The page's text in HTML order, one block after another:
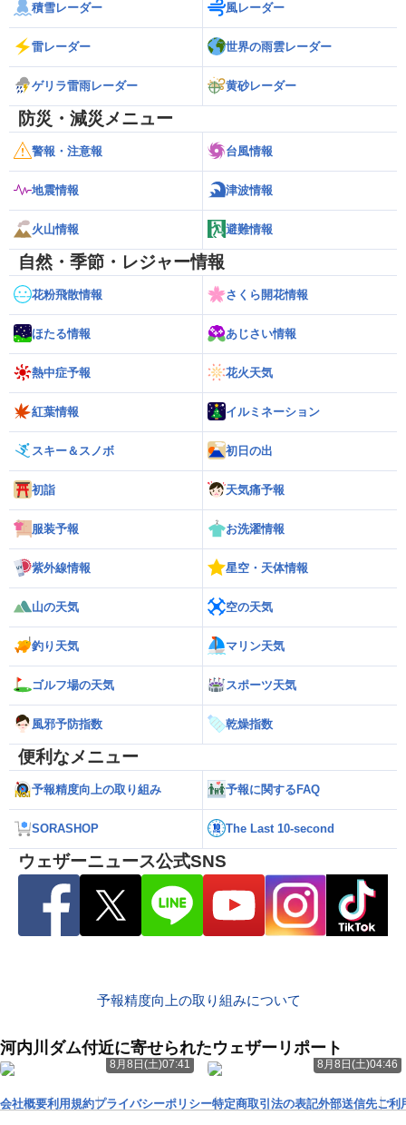
積雪レーダー 風レーダー
雷レーダー 世界の雨雲レーダー
ゲリラ雷雨レーダー 黄砂レーダー
防災・減災メニュー
警報・注意報 台風情報
地震情報 津波情報
火山情報 避難情報
自然・季節・レジャー情報
花粉飛散情報 さくら開花情報
ほたる情報 あじさい情報
熱中症予報 花火天気
紅葉情報 イルミネーション
スキー＆スノボ 初日の出
初詣 天気痛予報
服装予報 お洗濯情報
紫外線情報 星空・天体情報
山の天気 空の天気
釣り天気 マリン天気
ゴルフ場の天気 スポーツ天気
風邪予防指数 乾燥指数
便利なメニュー
予報精度向上の取り組み 予報に関するFAQ
SORASHOP The Last 10-second
ウェザーニュース公式SNS
予報精度向上の取り組みについて
河内川ダム付近に寄せられたウェザーリポート
8月8日(土)07:41 8月8日(土)04:46
会社概要利用規約プライバシーポリシー特定商取引法の表記外部送信先ご利